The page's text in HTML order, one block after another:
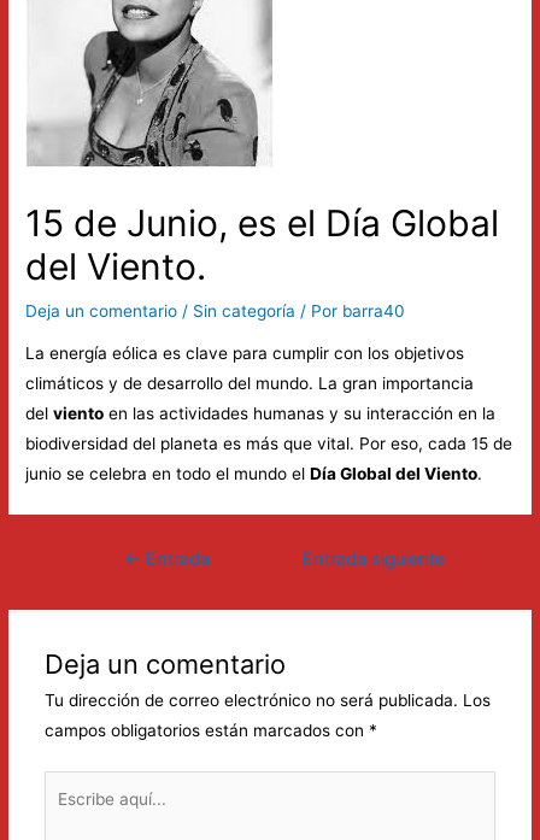
15 de Junio, es el Día Global
del Viento.
Deja un comentario / Sin categoría / Por barra40
La energía eólica es clave para cumplir con los objetivos
climáticos y de desarrollo del mundo. La gran importancia
delviento en las actividades humanas y su interacción en la
biodiversidad del planeta es más que vital. Por eso, cada 15 de
junio se celebra en todo el mundo elDía Global del Viento.
Navegación
entradas
← Entrada
Entrada siguiente
Deja un comentario
Tu dirección de correo electrónico no será publicada. Los
campos obligatorios están marcados con *